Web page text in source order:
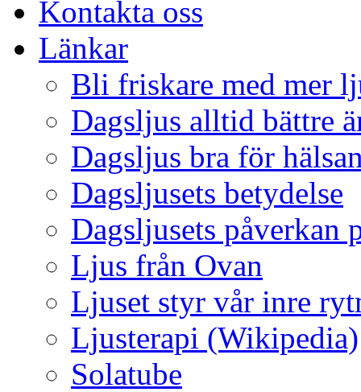
Kontakta oss
Länkar
Bli friskare med mer
Dagsljus alltid bättre
Dagsljus bra för
Dagsljusets betydelse
Dagsljusets påverkan
Ljus från Ovan
Ljuset styr vår inre
Ljusterapi (Wikipedia)
Solatube